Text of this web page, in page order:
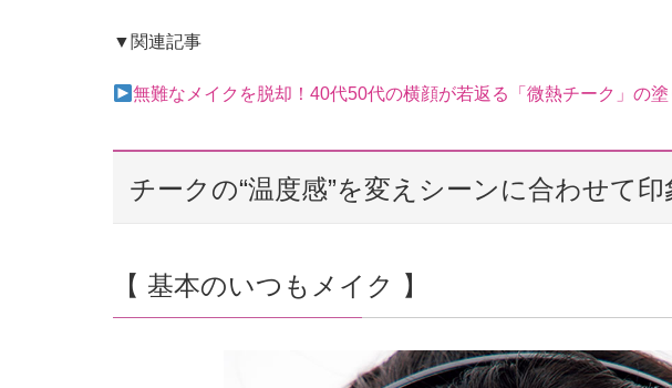
▼関連記事
無難なメイクを脱却！40代50代の横顔が若返る「微熱チーク」の
チークの“温度感”を変えシーンに合わせて印
【 基本のいつもメイク 】